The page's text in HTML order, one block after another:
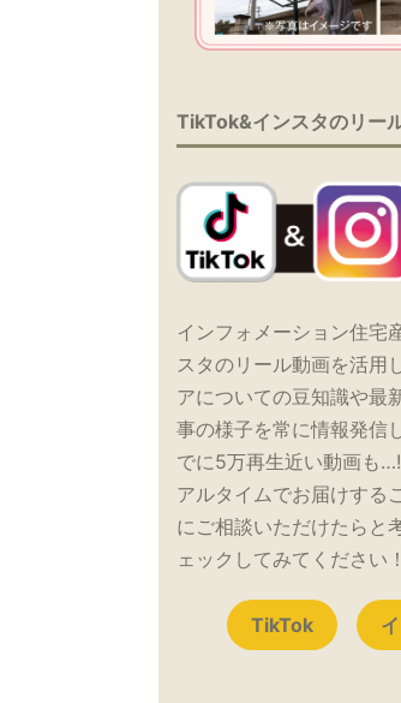
TikTok&インスタのリー
インフォメーション住宅
スタのリール動画を活用
アについての豆知識や最
事の様子を常に情報発信
でに5万再生近い動画も
アルタイムでお届けする
にご相談いただけたらと
ェックしてみてください！
TikTok